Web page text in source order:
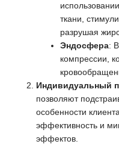
ткани,
разрушая
Эндосфера:
компрессии,
Индивидуальный
позволяют
особенности
эффективность и
эффектов.